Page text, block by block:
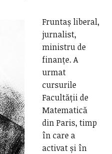
Fruntaș liberal,
jurnalist,
ministru de
finanțe. A
urmat
cursurile
Facultății de
Matematică
din Paris, timp
în care a
activat și în